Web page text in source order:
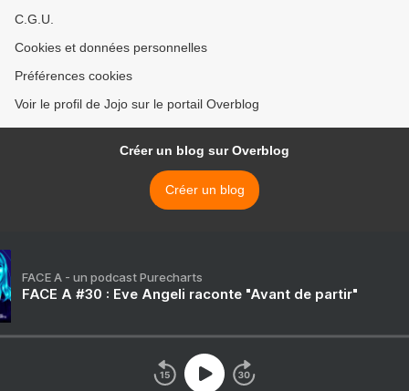
C.G.U.
Cookies et données personnelles
Préférences cookies
Voir le profil de Jojo sur le portail Overblog
Créer un blog sur Overblog
Créer un blog
FACE A - un podcast Purecharts
FACE A #30 : Eve Angeli raconte "Avant de partir"